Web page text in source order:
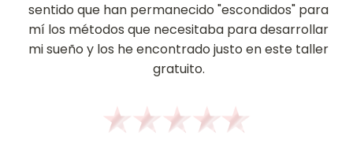
sentido que han permanecido "escondidos" para
mí los métodos que necesitaba para desarrollar
mi sueño y los he encontrado justo en este taller
gratuito.